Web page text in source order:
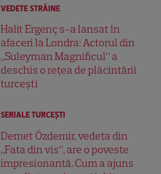
VEDETE STRĂINE
Halit Ergenç s-a lansat în
afaceri la Londra: Actorul din
„Suleyman Magnificul” a
deschis o rețea de plăcintării
turcești
SERIALE TURCEŞTI
Demet Özdemir, vedeta din
„Fata din vis”, are o poveste
impresionantă. Cum a ajuns